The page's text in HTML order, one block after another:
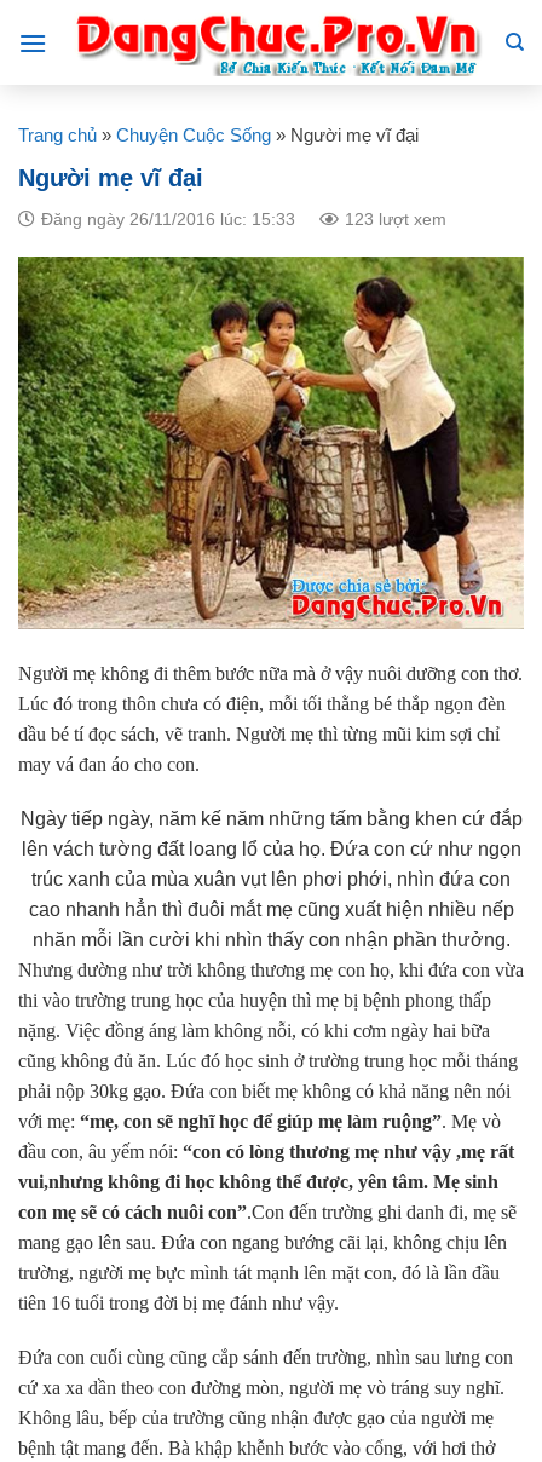
Trang chủ » Chuyện Cuộc Sống » Người mẹ vĩ đại
Người mẹ vĩ đại
Đăng ngày 26/11/2016 lúc: 15:33 123 lượt xem
Người mẹ không đi thêm bước nữa mà ở vậy nuôi dưỡng con thơ.
Lúc đó trong thôn chưa có điện, mỗi tối thằng bé thắp ngọn đèn
dầu bé tí đọc sách, vẽ tranh. Người mẹ thì từng mũi kim sợi chỉ
may vá đan áo cho con.
Ngày tiếp ngày, năm kế năm những tấm bằng khen cứ đắp
lên vách tường đất loang lổ của họ. Đứa con cứ như ngọn
trúc xanh của mùa xuân vụt lên phơi phới, nhìn đứa con
cao nhanh hẳn thì đuôi mắt mẹ cũng xuất hiện nhiều nếp
nhăn mỗi lần cười khi nhìn thấy con nhận phần thưởng.
Nhưng dường như trời không thương mẹ con họ, khi đứa con vừa
thi vào trường trung học của huyện thì mẹ bị bệnh phong thấp
nặng. Việc đồng áng làm không nỗi, có khi cơm ngày hai bữa
cũng không đủ ăn. Lúc đó học sinh ở trường trung học mỗi tháng
phải nộp 30kg gạo. Đứa con biết mẹ không có khả năng nên nói
với mẹ: “mẹ, con sẽ nghĩ học để giúp mẹ làm ruộng”. Mẹ vò
đầu con, âu yếm nói: “con có lòng thương mẹ như vậy ,mẹ rất
vui,nhưng không đi học không thể được, yên tâm. Mẹ sinh
con mẹ sẽ có cách nuôi con”.Con đến trường ghi danh đi, mẹ sẽ
mang gạo lên sau. Đứa con ngang bướng cãi lại, không chịu lên
trường, người mẹ bực mình tát mạnh lên mặt con, đó là lần đầu
tiên 16 tuổi trong đời bị mẹ đánh như vậy.
Đứa con cuối cùng cũng cắp sánh đến trường, nhìn sau lưng con
cứ xa xa dần theo con đường mòn, người mẹ vò tráng suy nghĩ.
Không lâu, bếp của trường cũng nhận được gạo của người mẹ
bệnh tật mang đến. Bà khập khễnh bước vào cổng, với hơi thở